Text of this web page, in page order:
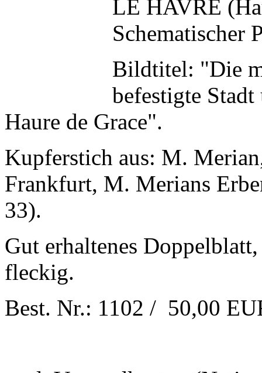
LE HAVRE
Schematischer
Bildtitel: "Die
befestigte
Haure de Grace".
Kupferstich aus: M.
Frankfurt, M. Merians
33).
Gut erhaltenes
fleckig.
Best. Nr.: 1102 / 50,00